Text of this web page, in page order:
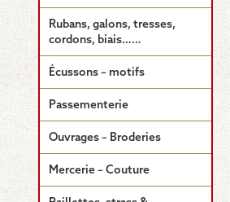
Rubans, galons, tresses,
cordons, biais……
Écussons – motifs
Passementerie
Ouvrages – Broderies
Mercerie – Couture